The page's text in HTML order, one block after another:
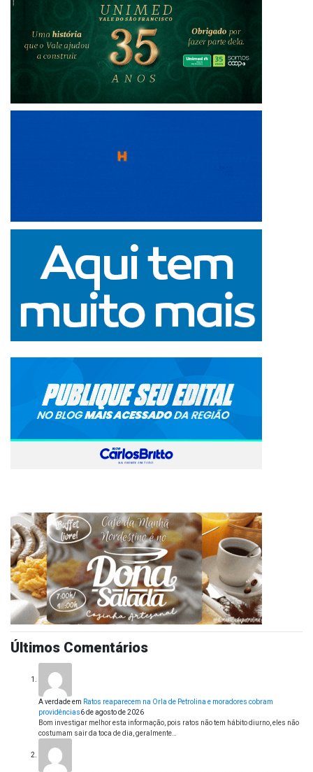
Últimos Comentários
A verdadeem Ratos reaparecem na Orla de Petrolina e moradores cobram
providências6 de agosto de 2026
Bom investigar melhor esta informação, pois ratos não tem hábito diurno, eles não
costumam sair da toca de dia, geralmente…